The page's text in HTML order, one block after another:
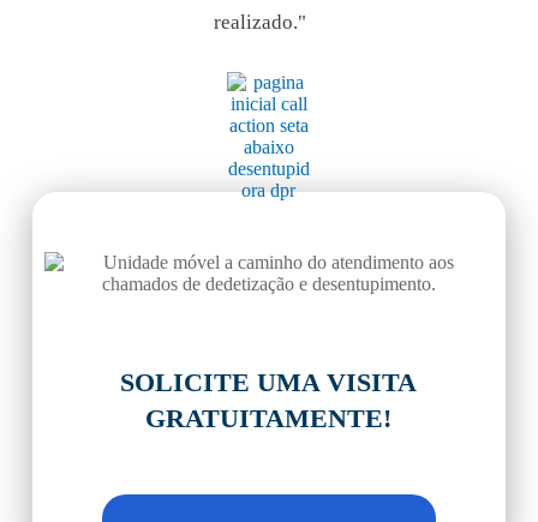
realizado."
PERTO
DE VOCÊ
SOLICITE UMA VISITA
GRATUITAMENTE!